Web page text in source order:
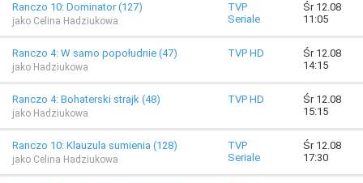
Ranczo 10: Dominator (127)
jako Celina Hadziukowa
TVP
Seriale
Śr 12.08
11:05
Ranczo 4: W samo popołudnie (47)
jako Hadziukowa
TVP HD
Śr 12.08
14:15
Ranczo 4: Bohaterski strajk (48)
jako Hadziukowa
TVP HD
Śr 12.08
15:15
Ranczo 10: Klauzula sumienia (128)
jako Celina Hadziukowa
TVP
Seriale
Śr 12.08
17:30